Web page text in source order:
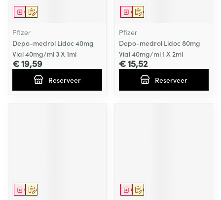
Op voorschrift
Geneesmiddel
Pfizer
Depo-medrol Lidoc 40mg
Vial 40mg/ml 3 X 1ml
€ 19,59
Reserveer
Op voorschrift
Geneesmiddel
Pfizer
Depo-medrol Lidoc 80mg
Vial 40mg/ml 1 X 2ml
€ 15,52
Reserveer
Op voorschrift
Geneesmiddel Op voorschrift
Geneesmiddel